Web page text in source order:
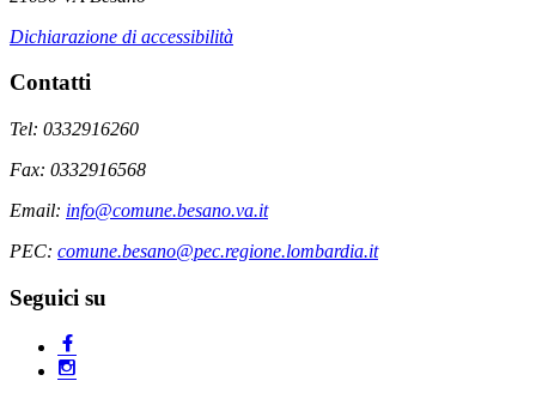
Dichiarazione di accessibilità
Contatti
Tel: 0332916260
Fax: 0332916568
Email: info@comune.besano.va.it
PEC: comune.besano@pec.regione.lombardia.it
Seguici su